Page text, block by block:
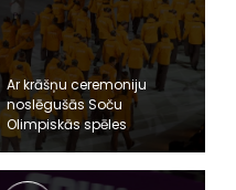
Ar krāšņu ceremoniju
noslēgušās Soču
Olimpiskās spēles